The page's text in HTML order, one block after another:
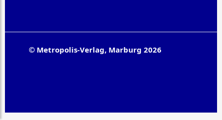
© Metropolis-Verlag, Marburg 2026